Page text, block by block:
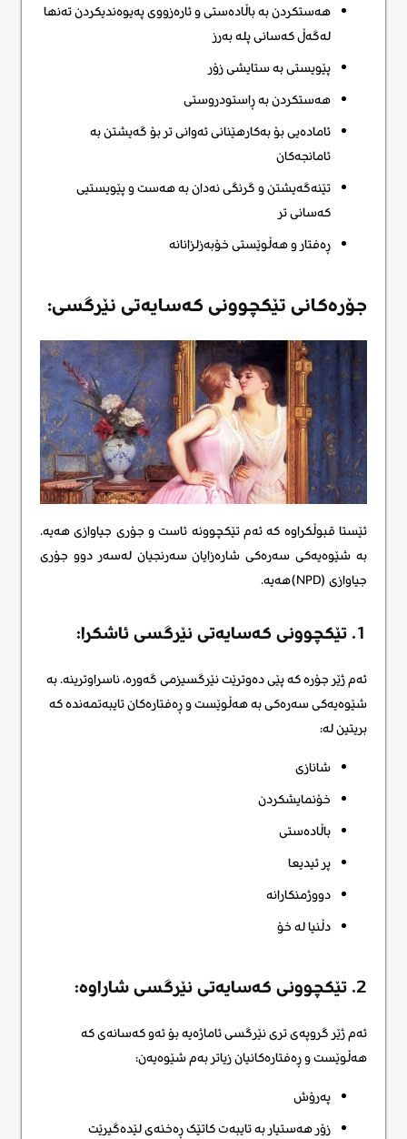
هەستکردن بە باڵادەستی و ئارەزووی پەیوەندیکردن تەنها
لەگەڵ کەسانی پلە بەرز
پێویستی بە ستایشی زۆر
هەستکردن بە ڕاستودروستی
ئامادەیی بۆ بەکارهێنانی ئەوانی تر بۆ گەیشتن بە
ئامانجەکان
تێنەگەیشتن و گرنگی نەدان بە هەست و پێویستیی
کەسانی تر
ڕەفتار و هەڵوێستی خۆبەزلزانانە
جۆرەکانی تێکچوونی کەسایەتی نێرگسی:
ئێستا قبوڵکراوە کە ئەم تێکچوونە ئاست و جۆری جیاوازی هەیە.
بە شێوەیەکی سەرەکی شارەزایان سەرنجیان لەسەر دوو جۆری
جیاوازی (NPD)هەیه.
1. تێکچوونی کەسایەتی نێرگسی ئاشکرا:
ئەم ژێر جۆرە کە پێی دەوترێت نێرگسیزمی گەورە، ناسراوترینە. بە
شێوەیەکی سەرەکی بە هەڵوێست و ڕەفتارەکان تایبەتمەندە کە
بریتین لە:
شانازی
خۆنمایشکردن
باڵادەستی
پر ئیدیعا
دووژمنکارانە
دڵنیا لە خۆ
2. تێکچوونی کەسایەتی نێرگسی شاراوە:
ئەم ژێر گروپەی تری نێرگسی ئاماژەیە بۆ ئەو کەسانەی کە
هەڵوێست و ڕەفتارەکانیان زیاتر بەم شێوەیەن:
پەرۆش
زۆر هەستیار بە تایبەت کاتێک ڕەخنەی لێدەگیرێت